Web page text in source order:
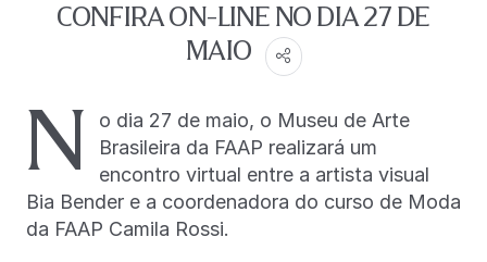
CONFIRA ON-LINE NO DIA 27 DE
MAIO
N
o dia 27 de maio, o Museu de Arte
Brasileira da FAAP realizará um
encontro virtual entre a artista visual
Bia Bender e a coordenadora do curso de Moda
da FAAP Camila Rossi.